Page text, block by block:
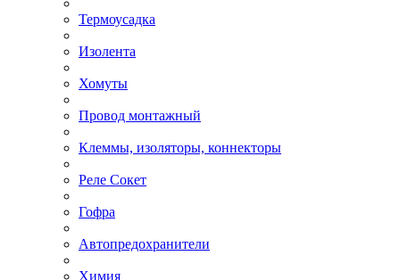
Термоусадка
Изолента
Хомуты
Провод монтажный
Клеммы, изоляторы, коннекторы
Реле Сокет
Гофра
Автопредохранители
Химия